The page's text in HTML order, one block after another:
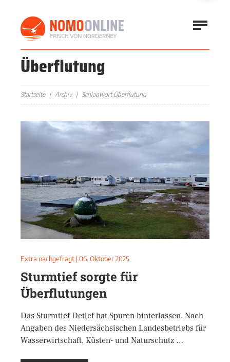
Überflutung
Startseite Archiv Schlagwort Überflutung
Extra nachgefragt | 06. Oktober 2025
Sturmtief sorgte für
Überflutungen
Das Sturmtief Detlef hat Spuren hinterlassen. Nach
Angaben des Niedersächsischen Landesbetriebs für
Wasserwirtschaft, Küsten- und Naturschutz …